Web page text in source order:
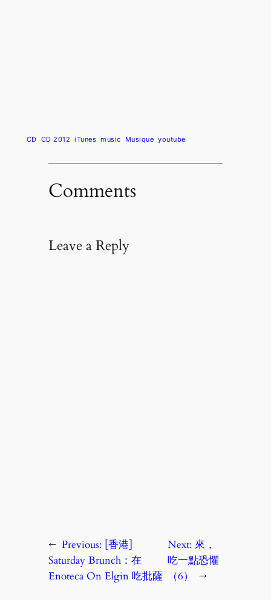
CD CD 2012 iTunes music Musique youtube
Comments
Leave a Reply
← Previous: [香港]
Saturday Brunch：在
Enoteca On Elgin 吃批薩
Next: 來，
吃一點恐懼
（6）
→